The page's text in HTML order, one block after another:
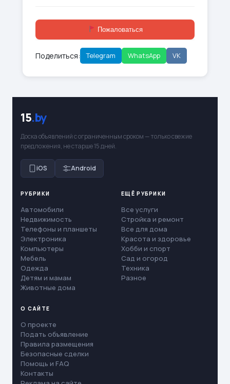
Пожаловаться
Поделиться: Telegram WhatsApp VK
15.by
Доска объявлений с ограниченным сроком — только свежие
предложения, не старше 15 дней.
iOS Android
РУБРИКИ
Автомобили
Недвижимость
Телефоны и планшеты
Электроника
Компьютеры
Мебель
Одежда
Детям и мамам
Животные дома
ЕЩЁ РУБРИКИ
Все услуги
Стройка и ремонт
Все для дома
Красота и здоровье
Хобби и спорт
Сад и огород
Техника
Разное
О САЙТЕ
О проекте
Подать объявление
Правила размещения
Безопасные сделки
Помощь и FAQ
Контакты